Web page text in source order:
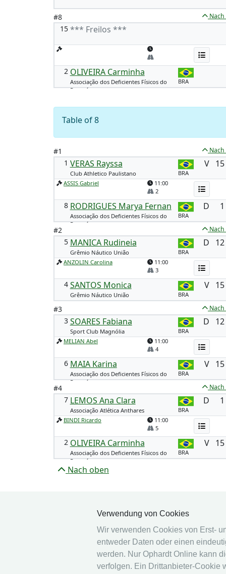
Verwendung von Cookies
Wir verwenden Cookies von Erst-
entweder Daten oder einen
werden. Nur Ophardt Online kann
verfolgen. Ein Drittanbieter-Cookie
#8
15 *** Freilos ***
2 OLIVEIRA Carminha
Associação dos Deficientes Físicos do
Paraná
BRA
Table of 8
#1
1 VERAS Rayssa
Club Athletico Paulistano BRA
V 15
ASSIS Gabriel
11:00
2
8 RODRIGUES Marya Fernan
Associação dos Deficientes Físicos do
Paraná
BRA
D 1
#2
5 MANICA Rudineia
Grêmio Náutico União BRA
D 12
ANZOLIN Carolina
11:00
3
4 SANTOS Monica
Grêmio Náutico União BRA
V 15
#3
3 SOARES Fabiana
Sport Club Magnólia BRA
D 12
MELIAN Abel
11:00
4
6 MAIA Karina
Associação dos Deficientes Físicos do
Paraná
BRA
V 15
#4
7 LEMOS Ana Clara
Associação Atlética Anthares BRA
D 1
BINDI Ricardo
11:00
5
2 OLIVEIRA Carminha
Associação dos Deficientes Físicos do
Paraná
BRA
V 15
Nach oben
© 2026 Ophardt Team
Sportevent